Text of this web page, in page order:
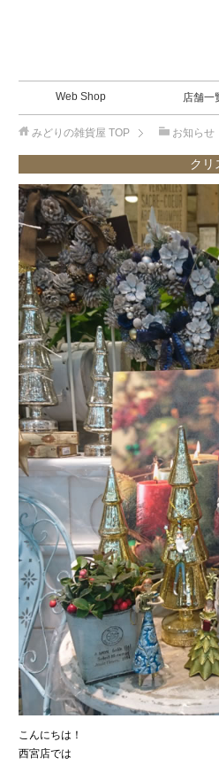
Web Shop 店舗一
みどりの雑貨屋 TOP お知らせ
クリ
こんにちは！
西宮店では